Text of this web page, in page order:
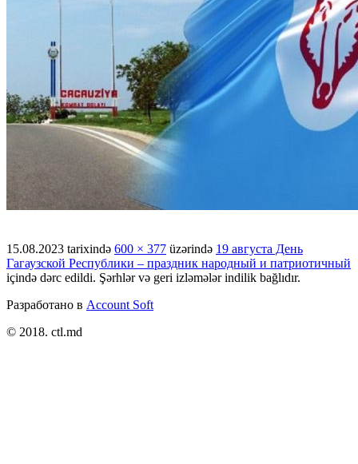
15.08.2023 tarixində 600 × 377 üzərində 19 августа День
Гагаузской Республики – праздник народный и патриотичный
içində dərc edildi. Şərhlər və geri izləmələr indilik bağlıdır.
Разработано в Account Soft
© 2018. ctl.md